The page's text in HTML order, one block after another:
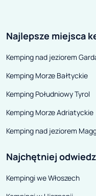
Najlepsze miejsca
Kemping nad jeziorem
Kemping Morze Bałtyckie
Kemping Południowy Tyrol
Kemping Morze Adriatyckie
Kemping nad jeziorem
Najchętniej
Kempingi we Włoszech